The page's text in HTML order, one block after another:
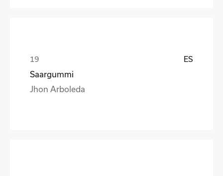
ES
Saargummi
Jhon Arboleda